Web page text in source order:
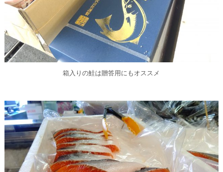
箱入りの鮭は贈答用にもオススメ